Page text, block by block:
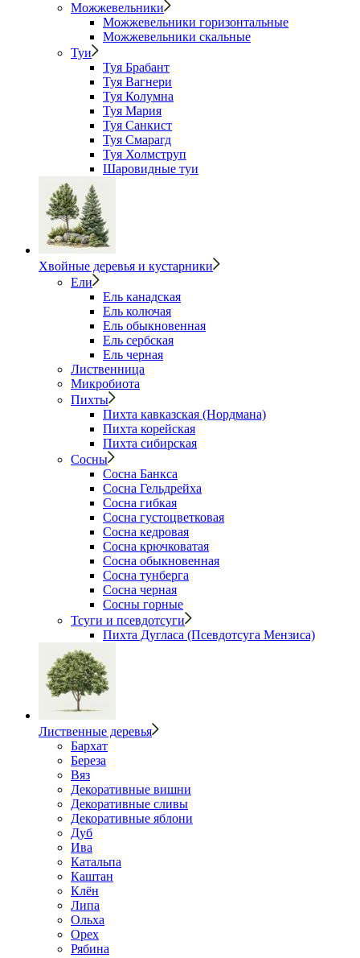
Можжевельники
Можжевельники горизонтальные
Можжевельники скальные
Туи
Туя Брабант
Туя Вагнери
Туя Колумна
Туя Мария
Туя Санкист
Туя Смарагд
Туя Холмструп
Шаровидные туи
Хвойные деревья и кустарники
Ели
Ель канадская
Ель колючая
Ель обыкновенная
Ель сербская
Ель черная
Лиственница
Микробиота
Пихты
Пихта кавказская (Нордмана)
Пихта корейская
Пихта сибирская
Сосны
Сосна Банкса
Сосна Гельдрейха
Сосна гибкая
Сосна густоцветковая
Сосна кедровая
Сосна крючковатая
Сосна обыкновенная
Сосна тунберга
Сосна черная
Сосны горные
Тсуги и псевдотсуги
Пихта Дугласа (Псевдотсуга Мензиса)
Лиственные деревья
Бархат
Береза
Вяз
Декоративные вишни
Декоративные сливы
Декоративные яблони
Дуб
Ива
Катальпа
Каштан
Клён
Липа
Ольха
Орех
Рябина